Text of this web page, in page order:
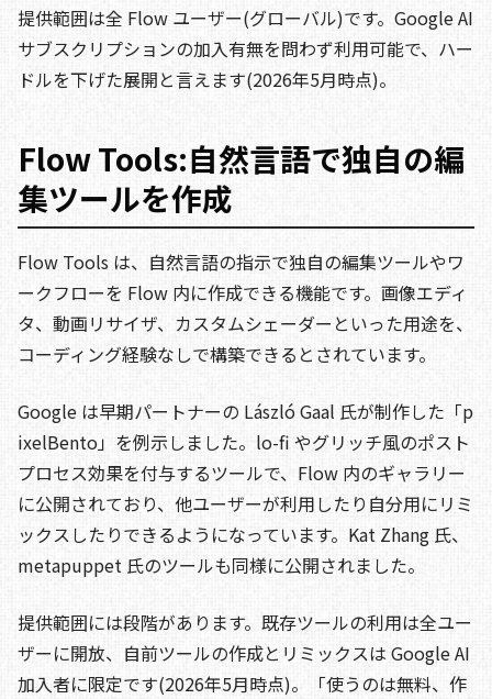
提供範囲は全 Flow ユーザー(グローバル)です。Google AI
サブスクリプションの加入有無を問わず利用可能で、ハー
ドルを下げた展開と言えます(2026年5月時点)。
Flow Tools:自然言語で独自の編
集ツールを作成
Flow Tools は、自然言語の指示で独自の編集ツールやワ
ークフローを Flow 内に作成できる機能です。画像エディ
タ、動画リサイザ、カスタムシェーダーといった用途を、
コーディング経験なしで構築できるとされています。
Google は早期パートナーの László Gaal 氏が制作した「p
ixelBento」を例示しました。lo-fi やグリッチ風のポスト
プロセス効果を付与するツールで、Flow 内のギャラリー
に公開されており、他ユーザーが利用したり自分用にリミ
ックスしたりできるようになっています。Kat Zhang 氏、
metapuppet 氏のツールも同様に公開されました。
提供範囲には段階があります。既存ツールの利用は全ユー
ザーに開放、自前ツールの作成とリミックスは Google AI
加入者に限定です(2026年5月時点)。「使うのは無料、作